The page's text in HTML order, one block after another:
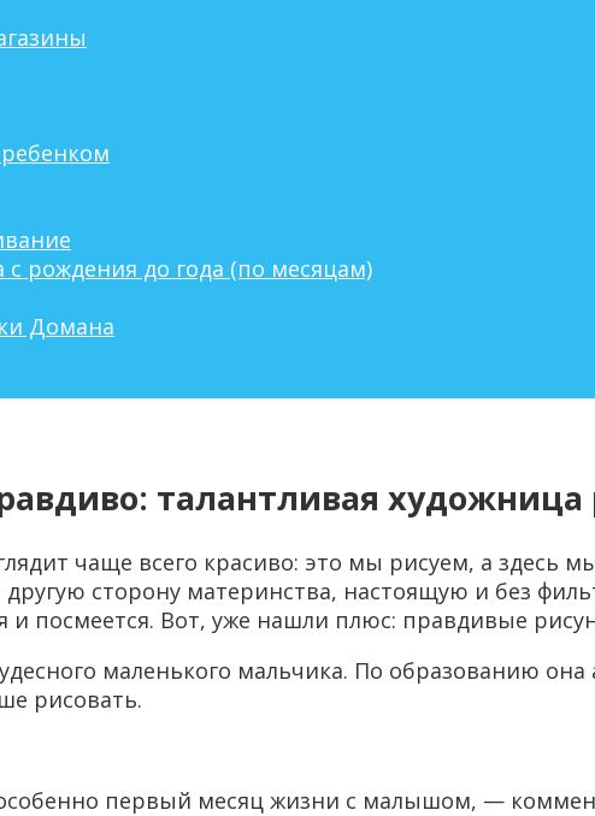
с рождения до года (по месяцам)
Домана
талантливая художница
чаще всего красиво: это мы рисуем, а здесь
другую сторону материнства, настоящую и без
и посмеется. Вот, уже нашли плюс: правдивые
маленького мальчика. По образованию она
рисовать.
первый месяц жизни с малышом, —